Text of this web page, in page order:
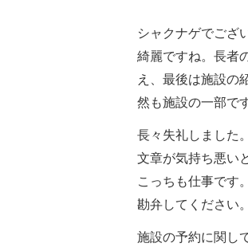
シャクナゲでござ
綺麗ですね。長者
え、最後は施設の
然も施設の一部で
長々失礼しました。
文章が気持ち悪い
こっちも仕事です。
勘弁してください。
施設の予約に関し